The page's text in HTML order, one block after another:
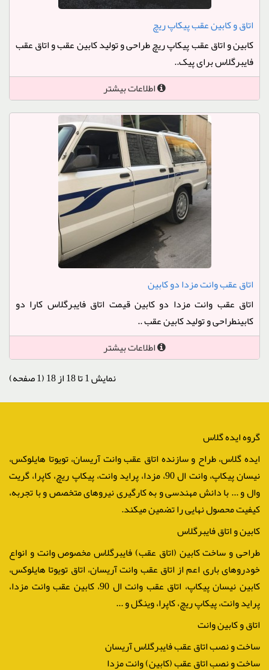
اتاق و کابین عقب پیکاپ ریچ
کابین و اتاق عقب پیکاپ ریچ طراحی و تولید کابین عقب و اتاق عقب
فایبرگلاس برای پیک..
اطلاعات بیشتر
اتاق عقب وانت مزدا دو کابین
اتاق عقب وانت مزدا دو کابین قیمت اتاق فایبرگلاس کارا دو
کابینطراحی و تولید کابین عقب ..
اطلاعات بیشتر
نمایش 1 تا 18 از 18 (1 صفحه)
گروه ایده گلاس
ایده گلاس، طراح و سازنده اتاق عقب وانت آریسان، تویوتا هایلوکس،
نیسان پیکاپ، وانت ال 90، مزدا، پراید وانت، پیکاپ ریچ، کاپرا، گریت
وال و ... با دانش مهندسی و به کارگیری نیروهای متخصص و با تجربه،
کیفیت محصول نهایی را تضمین میکند.
کابین و اتاق فایبرگلاس
طراحی و ساخت کابین (اتاق عقب) فایبرگلاس مخصوص وانت و انواع
خودروهای باری اعم از اتاق عقب وانت آریسان، اتاق تویوتا هایلوکس،
کابین نیسان پیکاپ، اتاق عقب وانت ال 90، کابین عقب وانت مزدا،
پراید وانت، پیکاپ ریچ، کاپرا، وینگل و ...
اتاق و کابین وانت
ساخت و نصب اتاق عقب فایبرگلاس آریسان
ساخت و نصب اتاق عقب (کابین) وانت مزدا